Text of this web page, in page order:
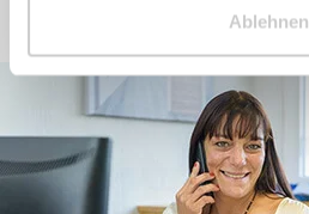
Ablehnen